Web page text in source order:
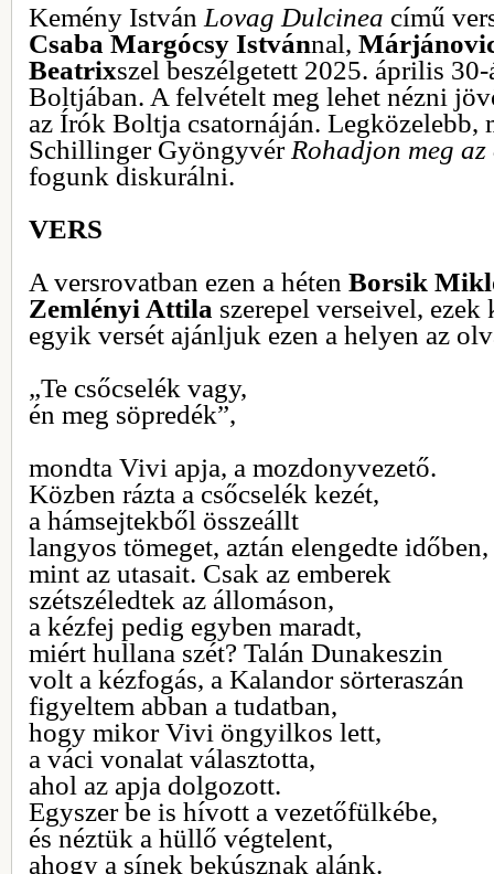
Kemény István Lovag Dulcinea című
Csaba Margócsy Istvánnal,
Beatrixszel beszélgetett 2025. április
Boltjában. A felvételt meg lehet nézni
az Írók Boltja csatornáján. Legközelebb,
Schillinger Gyöngyvér Rohadjon meg az
fogunk diskurálni.
VERS
A versrovatban ezen a héten Borsik
Zemlényi Attila szerepel verseivel,
egyik versét ajánljuk ezen a helyen az
„Te csőcselék vagy,
én meg söpredék”,
mondta Vivi apja, a mozdonyvezető.
Közben rázta a csőcselék kezét,
a hámsejtekből összeállt
langyos tömeget, aztán elengedte időben,
mint az utasait. Csak az emberek
szétszéledtek az állomáson,
a kézfej pedig egyben maradt,
miért hullana szét? Talán Dunakeszin
volt a kézfogás, a Kalandor sörteraszán
figyeltem abban a tudatban,
hogy mikor Vivi öngyilkos lett,
a váci vonalat választotta,
ahol az apja dolgozott.
Egyszer be is hívott a vezetőfülkébe,
és néztük a hüllő végtelent,
ahogy a sínek bekúsznak alánk.